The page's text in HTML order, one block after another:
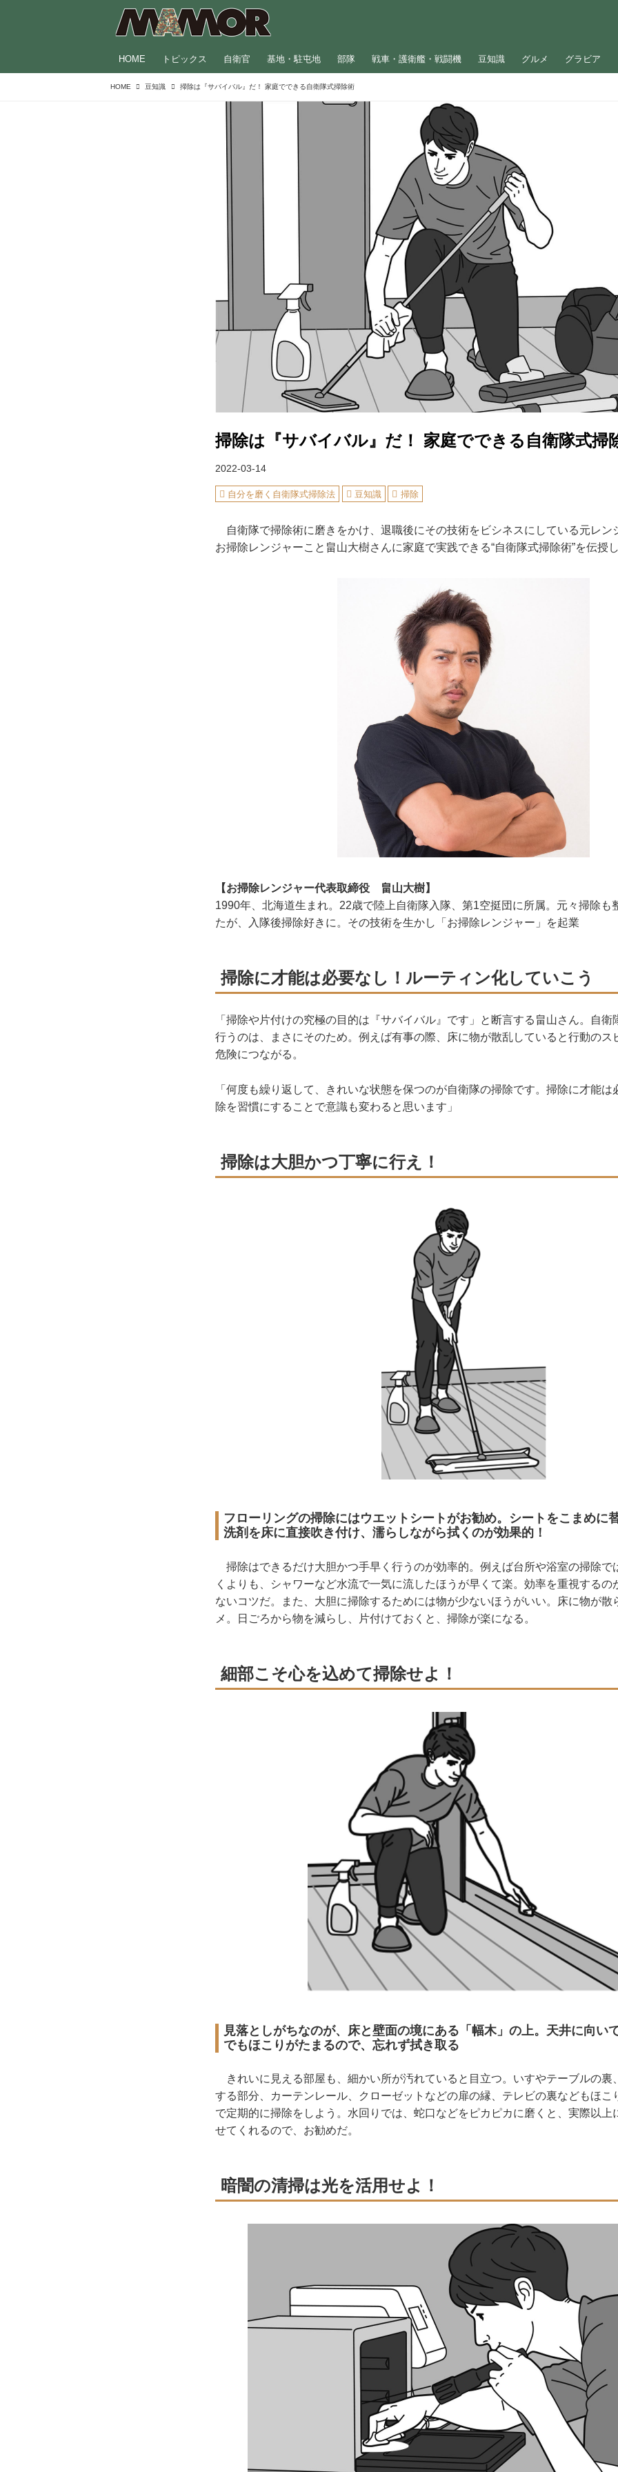
HOME トピックス 自衛官 基地・駐屯地 部隊 戦車・護衛艦・戦闘機 豆知識 グルメ グラビア
HOME 豆知識 掃除は『サバイバル』だ！ 家庭でできる自衛隊式掃除術
掃除は『サバイバル』だ！ 家庭でできる自衛隊式掃
2022-03-14
自分を磨く自衛隊式掃除法 豆知識 掃除
自衛隊で掃除術に磨きをかけ、退職後にその技術をビシネスにしている元レン
お掃除レンジャーこと畠山大樹さんに家庭で実践できる“自衛隊式掃除術”を伝授
【お掃除レンジャー代表取締役 畠山大樹】
1990年、北海道生まれ。22歳で陸上自衛隊入隊、第1空挺団に所属。元々掃除も
たが、入隊後掃除好きに。その技術を生かし「お掃除レンジャー」を起業
掃除に才能は必要なし！ルーティン化していこう
「掃除や片付けの究極の目的は『サバイバル』です」と断言する畠山さん。自衛
行うのは、まさにそのため。例えば有事の際、床に物が散乱していると行動のス
危険につながる。
「何度も繰り返して、きれいな状態を保つのが自衛隊の掃除です。掃除に才能は
除を習慣にすることで意識も変わると思います」
掃除は大胆かつ丁寧に行え！
フローリングの掃除にはウエットシートがお勧め。シートをこまめに
洗剤を床に直接吹き付け、濡らしながら拭くのが効果的！
掃除はできるだけ大胆かつ手早く行うのが効率的。例えば台所や浴室の掃除で
くよりも、シャワーなど水流で一気に流したほうが早くて楽。効率を重視するの
ないコツだ。また、大胆に掃除するためには物が少ないほうがいい。床に物が散
メ。日ごろから物を減らし、片付けておくと、掃除が楽になる。
細部こそ心を込めて掃除せよ！
見落としがちなのが、床と壁面の境にある「幅木」の上。天井に向い
でもほこりがたまるので、忘れず拭き取る
きれいに見える部屋も、細かい所が汚れていると目立つ。いすやテーブルの裏
する部分、カーテンレール、クローゼットなどの扉の縁、テレビの裏などもほこ
で定期的に掃除をしよう。水回りでは、蛇口などをピカピカに磨くと、実際以上
せてくれるので、お勧めだ。
暗闇の清掃は光を活用せよ！